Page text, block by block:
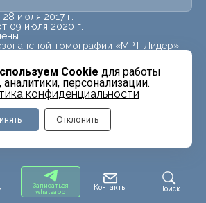
Записаться
whatsapp
Контакты Поиск
Cookie для работы
аналитики, персонализации.
конфиденциальности
Отклонить
июля 2017 г.
09 июля 2020 г.
томографии «МРТ Лидер»
сетях для данного филиала